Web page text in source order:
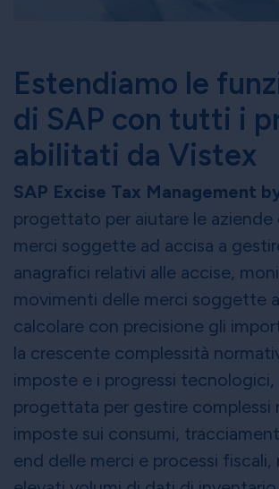
Estendiamo le
di SAP con tutti i
abilitati da Vistex
SAP Excise Tax Management
progettato per aiutare le
merci soggette ad accisa a
anagrafici relativi alle accise,
movimenti delle merci soggette
calcolare con precisione gli
la crescente complessità
imposte e i progressi tecnologici,
progettata per gestire complessi
imposte sui consumi,
end delle merci e processi fiscali,